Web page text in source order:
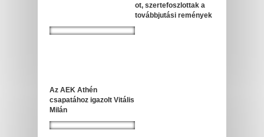
ot, szertefoszlottak a
továbbjutási remények
Az AEK Athén
csapatához igazolt Vitális
Milán